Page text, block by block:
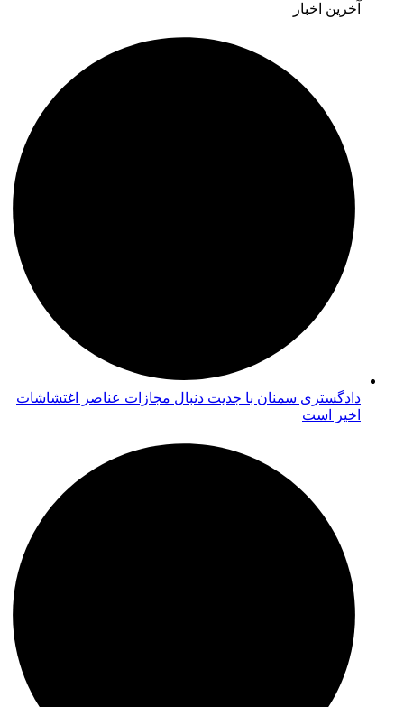
آخرین اخبار
دادگستری سمنان با جدیت دنبال مجازات عناصر اغتشاشات
اخیر است